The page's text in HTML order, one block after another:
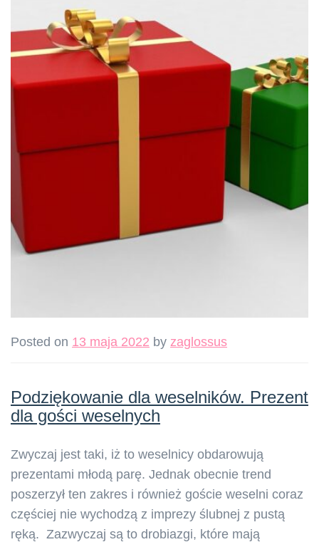
Posted on 13 maja 2022 by zaglossus
Podziękowanie dla weselników. Prezent
dla gości weselnych
Zwyczaj jest taki, iż to weselnicy obdarowują
prezentami młodą parę. Jednak obecnie trend
poszerzył ten zakres i również goście weselni coraz
częściej nie wychodzą z imprezy ślubnej z pustą
ręką. Zazwyczaj są to drobiazgi, które mają